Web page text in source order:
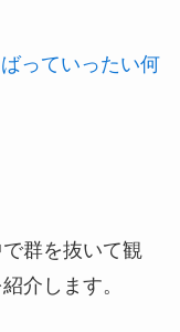
っていったい何
群を抜いて観
介します。